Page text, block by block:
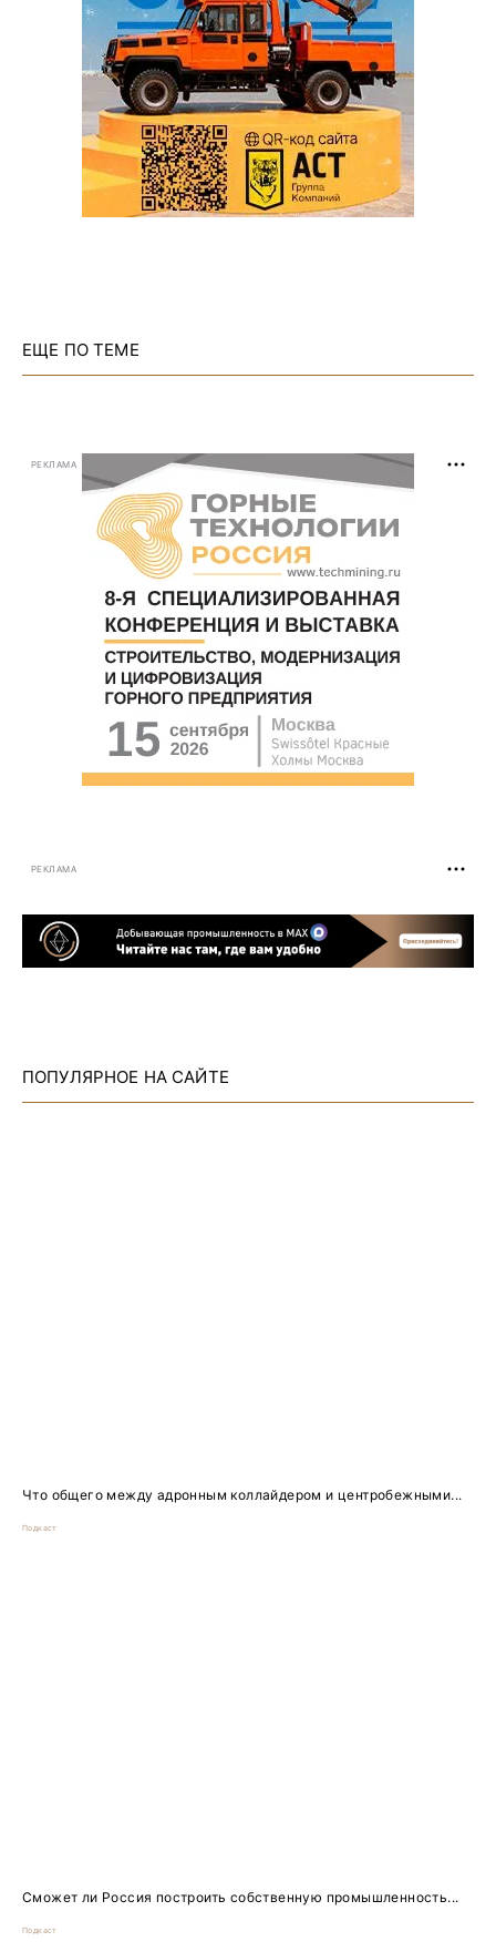
ЕЩЕ ПО ТЕМЕ
РЕКЛАМА
РЕКЛАМА
ПОПУЛЯРНОЕ НА САЙТЕ
Что общего между адронным коллайдером и центробежными...
Подкаст
Сможет ли Россия построить собственную промышленность...
Подкаст